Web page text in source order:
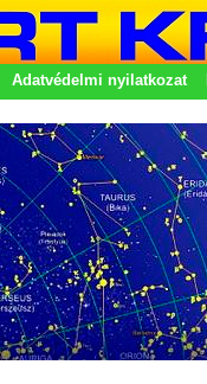
Adatvédelmi nyilatkozat